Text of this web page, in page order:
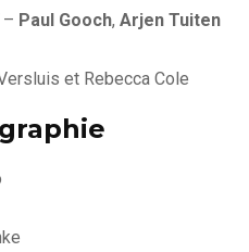
– Paul Gooch, Arjen Tuiten
et Rebecca Cole